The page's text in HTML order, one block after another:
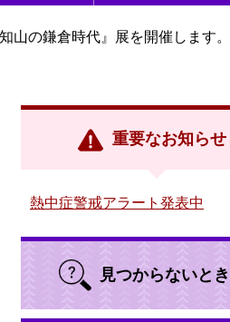
山の鎌倉時代』展を開催します。
重要なお知らせ
熱中症警戒アラート発表中
見つからないと